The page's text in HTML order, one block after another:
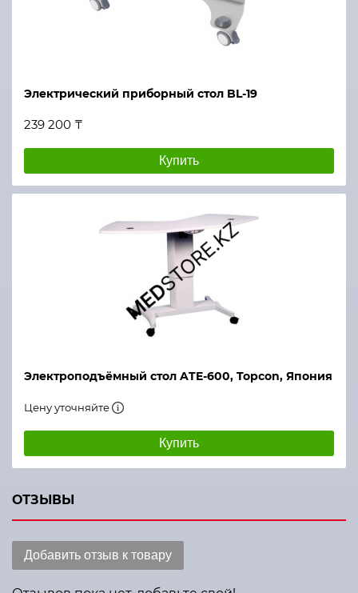
Электрический приборный стол BL-19
239 200 ₸
Купить
Электроподъёмный стол ATE-600, Topcon, Япония
Цену уточняйте
Купить
ОТЗЫВЫ
Добавить отзыв к товару